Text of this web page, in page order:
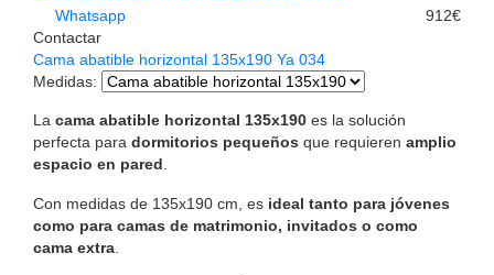
Whatsapp
Contactar
912€
Cama abatible horizontal 135x190 Ya 034
Medidas:
La cama abatible horizontal 135x190 es la solución
perfecta para dormitorios pequeños que requieren amplio
espacio en pared
Con medidas de 135x190 cm, es ideal tanto para jóvenes
como para camas de matrimonio, invitados o como
cama extra